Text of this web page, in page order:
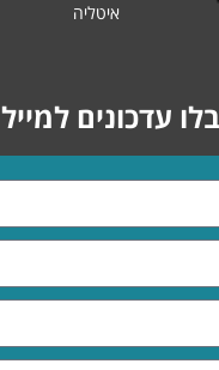
איטליה
עדכונים למייל